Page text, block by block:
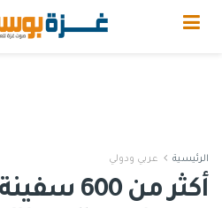
الرئيسية عربي ودولي
أكثر من